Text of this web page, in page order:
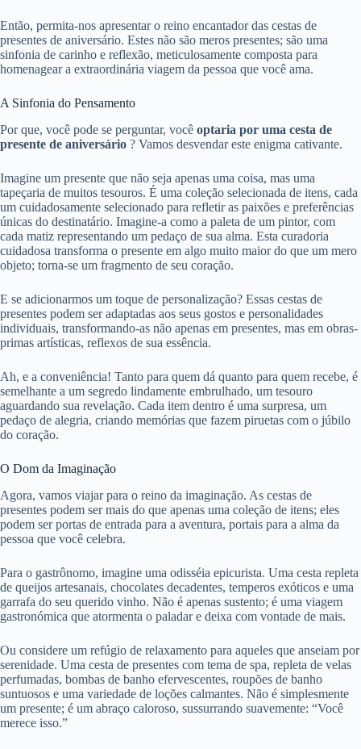
Então, permita-nos apresentar o reino encantador das cestas de
presentes de aniversário. Estes não são meros presentes; são uma
sinfonia de carinho e reflexão, meticulosamente composta para
homenagear a extraordinária viagem da pessoa que você ama.
A Sinfonia do Pensamento
Por que, você pode se perguntar, você optaria por uma cesta de
presente de aniversário ? Vamos desvendar este enigma cativante.
Imagine um presente que não seja apenas uma coisa, mas uma
tapeçaria de muitos tesouros. É uma coleção selecionada de itens, cada
um cuidadosamente selecionado para refletir as paixões e preferências
únicas do destinatário. Imagine-a como a paleta de um pintor, com
cada matiz representando um pedaço de sua alma. Esta curadoria
cuidadosa transforma o presente em algo muito maior do que um mero
objeto; torna-se um fragmento de seu coração.
E se adicionarmos um toque de personalização? Essas cestas de
presentes podem ser adaptadas aos seus gostos e personalidades
individuais, transformando-as não apenas em presentes, mas em obras-
primas artísticas, reflexos de sua essência.
Ah, e a conveniência! Tanto para quem dá quanto para quem recebe, é
semelhante a um segredo lindamente embrulhado, um tesouro
aguardando sua revelação. Cada item dentro é uma surpresa, um
pedaço de alegria, criando memórias que fazem piruetas com o júbilo
do coração.
O Dom da Imaginação
Agora, vamos viajar para o reino da imaginação. As cestas de
presentes podem ser mais do que apenas uma coleção de itens; eles
podem ser portas de entrada para a aventura, portais para a alma da
pessoa que você celebra.
Para o gastrônomo, imagine uma odisséia epicurista. Uma cesta repleta
de queijos artesanais, chocolates decadentes, temperos exóticos e uma
garrafa do seu querido vinho. Não é apenas sustento; é uma viagem
gastronómica que atormenta o paladar e deixa com vontade de mais.
Ou considere um refúgio de relaxamento para aqueles que anseiam por
serenidade. Uma cesta de presentes com tema de spa, repleta de velas
perfumadas, bombas de banho efervescentes, roupões de banho
suntuosos e uma variedade de loções calmantes. Não é simplesmente
um presente; é um abraço caloroso, sussurrando suavemente: “Você
merece isso.”